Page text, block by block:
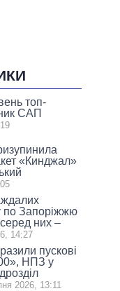
топ-
САП
«Кинджал»
по Запоріжжю
них –
14:27
пускові
НПЗ у
2026, 13:11